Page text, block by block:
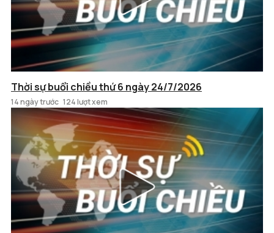
Thời sự buổi chiều thứ 6 ngày 24/7/2026
14 ngày trước 124 lượt xem